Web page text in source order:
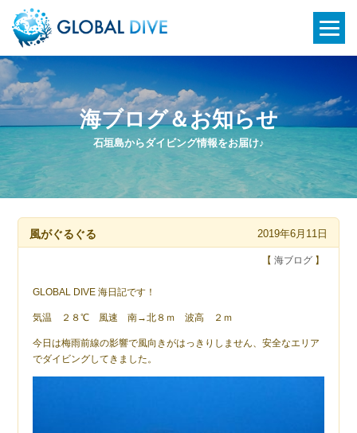
石垣島からダイビング情報をお届け♪
海ブログ＆お知らせ
風がぐるぐる 2019年6月11日
【 海ブログ】
GLOBAL DIVE 海日記です！
気温 ２８℃ 風速 南→北８ｍ 波高 ２ｍ
今日は梅雨前線の影響で風向きがはっきりしません、安全なエリア
でダイビングしてきました。